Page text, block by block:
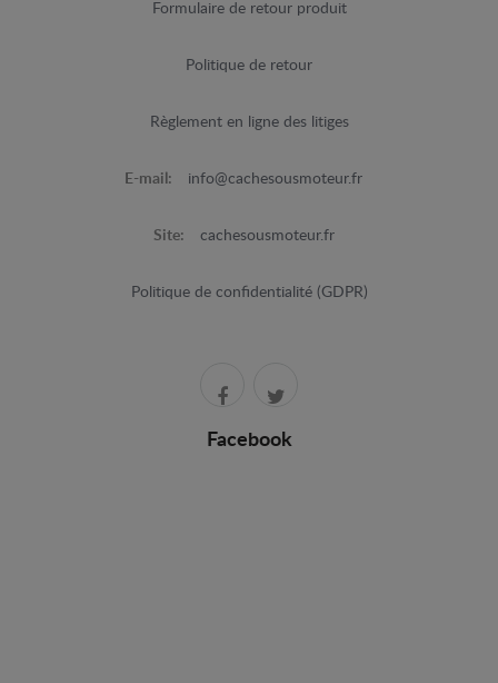
Formulaire de retour produit
Politique de retour
Règlement en ligne des litiges
E-mail: info@cachesousmoteur.fr
Site: cachesousmoteur.fr
Politique de confidentialité (GDPR)
Facebook